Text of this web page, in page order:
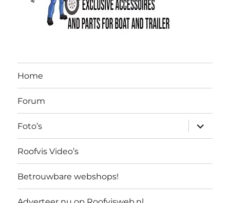
Home
Forum
Foto’s
Roofvis Video’s
Betrouwbare webshops!